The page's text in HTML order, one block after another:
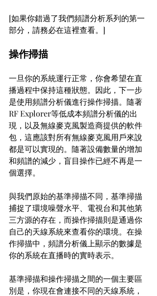
[如果你錯過了我們頻譜分析系列的第一
部分，請務必在這裡查看。]
操作掃描
一旦你的系統運行正常，你會希望在直
播過程中保持這種狀態。因此，下一步
是使用頻譜分析儀進行操作掃描。隨著
RF Explorer等低成本頻譜分析儀的出
現，以及無線麥克風製造商提供的軟件
包，這應該對所有無線麥克風用戶來說
都是可以實現的。隨著設備數量的增加
和頻譜的減少，盲目操作已經不再是一
個選擇。
與我們原始的基準掃描不同，基準掃描
捕捉了環境噪聲水平、電視台和其他第
三方源的存在，而操作掃描則是通過你
自己的天線系統來查看你的環境。在操
作掃描中，頻譜分析儀上顯示的數據是
你的系統在直播時的實時表示。
基準掃描和操作掃描之間的一個主要區
別是，你現在會連接不同的天線系統，